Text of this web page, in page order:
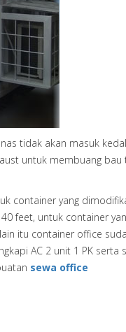
tidak akan masuk
untuk membuang bau
container yang
feet, untuk container
itu container office
AC 2 unit 1 PK serta
sewa office